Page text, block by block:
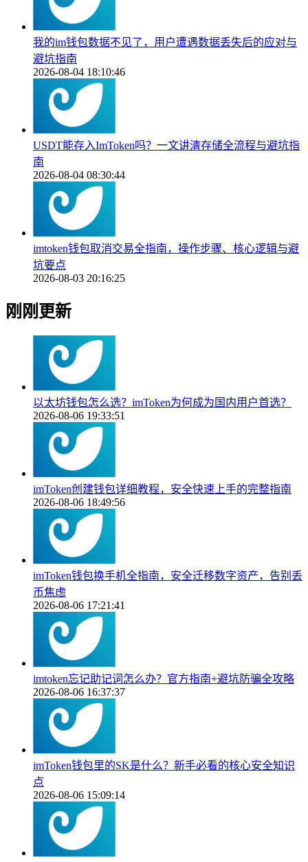
我的im钱包数据不见了，用户遭遇数据丢失后的应对与
避坑指南
2026-08-04 18:10:46
USDT能存入ImToken吗？一文讲清存储全流程与避坑指
南
2026-08-04 08:30:44
imtoken钱包取消交易全指南，操作步骤、核心逻辑与避
坑要点
2026-08-03 20:16:25
刚刚更新
以太坊钱包怎么选？imToken为何成为国内用户首选？
2026-08-06 19:33:51
imToken创建钱包详细教程，安全快速上手的完整指南
2026-08-06 18:49:56
imToken钱包换手机全指南，安全迁移数字资产，告别丢
币焦虑
2026-08-06 17:21:41
imtoken忘记助记词怎么办？官方指南+避坑防骗全攻略
2026-08-06 16:37:37
imToken钱包里的SK是什么？新手必看的核心安全知识
点
2026-08-06 15:09:14